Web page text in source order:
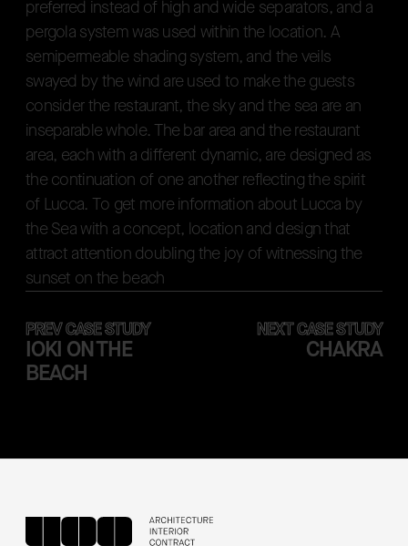
preferred instead of high and wide separators, and a
pergo a system was used within the ocation. A
semipermeabe shading system, and the vei s
swayed by the wind are used to make the guests
consider the restaurant, the sky and the sea are an
inseparab e who e. The bar area and the restaurant
area, each with a different dynamic, are designed as
the continuation of one another reflecting the spirit
of Lucca. To get more information about Lucca by
the Sea with a concept, ocation and design that
attract attention doubing the joy of witnessing the
sunset on the beachSpace usage has been one of the
PREV CASE STUDY
IOKI ON THE
BEACH
NEXT CASE STUDY
CHAKRA